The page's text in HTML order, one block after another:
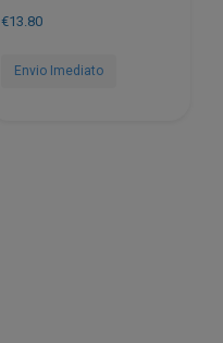
€13.80
Envio Imediato